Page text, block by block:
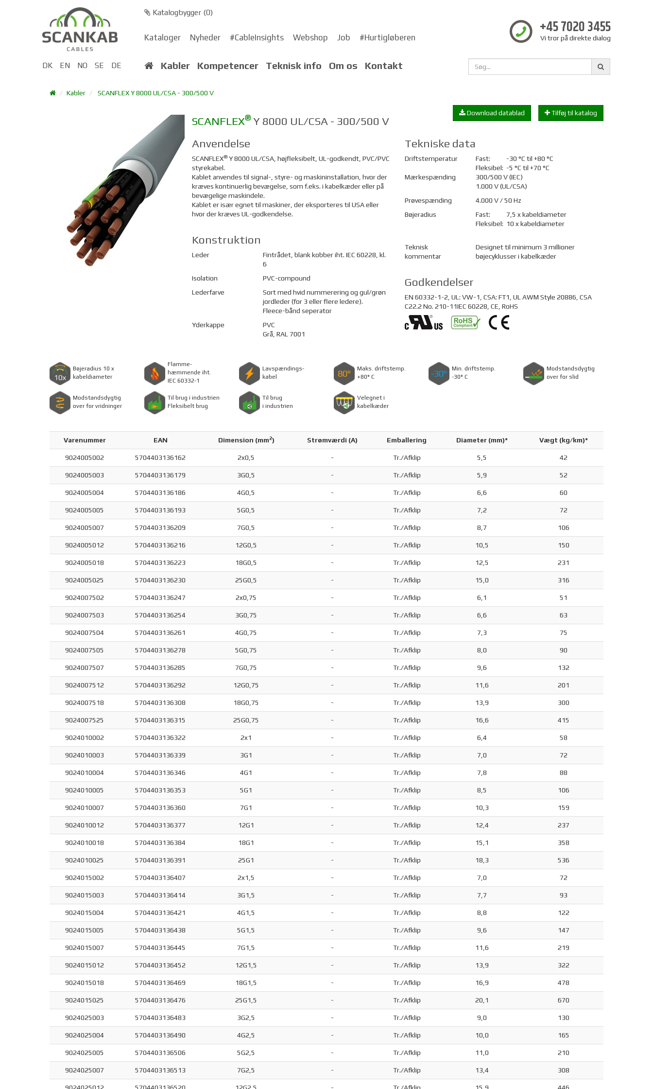
Katalogbygger (0)
Kataloger Nyheder #CableInsights Webshop Job #Hurtigløberen +45 7020 3455
Vi tror på direkte dialog
DK EN NO SE DE Kabler Kompetencer Teknisk info Om os Kontakt
Kabler SCANFLEX Y 8000 UL/CSA - 300/500 V
SCANFLEX® Y 8000 UL/CSA - 300/500 V
Tilføj til katalog
Download datablad
Anvendelse
SCANFLEX®Y 8000 UL/CSA, højfleksibelt, UL-godkendt, PVC/PVC
styrekabel.
Kablet anvendes til signal-, styre- og maskininstallation, hvor der
kræves kontinuerlig bevægelse, som f.eks. i kabelkæder eller på
bevægelige maskindele.
Kablet er især egnet til maskiner, der eksporteres til USA eller
hvor der kræves UL-godkendelse.
Konstruktion
Leder
Fintrådet, blank kobber iht. IEC 60228, kl.
6
Isolation
PVC-compound
Lederfarve
Sort med hvid nummerering og gul/grøn
jordleder (for 3 eller flere ledere).
Fleece-bånd seperator
Yderkappe
PVC
Grå, RAL 7001
Tekniske data
Driftstemperatur Fast:
-30 °C til +80 °C
Fleksibel: -5 °C til +70 °C
Mærkespænding
300/500 V (IEC)
1.000 V (UL/CSA)
Prøvespænding
4.000 V / 50 Hz
Bøjeradius
Fast:
7,5 x kabeldiameter
Fleksibel: 10 x kabeldiameter
Teknisk
kommentar
Designet til minimum 3 millioner
bøjecyklusser i kabelkæder
Godkendelser
EN 60332-1-2, UL: VW-1, CSA: FT1, UL AWM Style 20886, CSA
C22.2 No. 210-11IEC 60228, CE, RoHS
Bøjeradius 10 x
kabeldiameter
Flamme-
hæmmende iht.
IEC 60332-1
Lavspændings-
kabel
Maks. driftstemp.
+80° C
Min. driftstemp.
-30° C
Modstandsdygtig
over for slid
Modstandsdygtig
over for vridninger
Til brug i industrien
Fleksibelt brug
Til brug
i industrien
Velegnet i
kabelkæder
Varenummer EAN Dimension (mm2) Strømværdi (A) Emballering Diameter (mm)* Vægt (kg/km)*
9024005002 5704403136162 2x0,5 - Tr./Afklip 5,5 42
9024005003 5704403136179 3G0,5 - Tr./Afklip 5,9 52
9024005004 5704403136186 4G0,5 - Tr./Afklip 6,6 60
9024005005 5704403136193 5G0,5 - Tr./Afklip 7,2 72
9024005007 5704403136209 7G0,5 - Tr./Afklip 8,7 106
9024005012 5704403136216 12G0,5 - Tr./Afklip 10,5 150
9024005018 5704403136223 18G0,5 - Tr./Afklip 12,5 231
9024005025 5704403136230 25G0,5 - Tr./Afklip 15,0 316
9024007502 5704403136247 2x0,75 - Tr./Afklip 6,1 51
9024007503 5704403136254 3G0,75 - Tr./Afklip 6,6 63
9024007504 5704403136261 4G0,75 - Tr./Afklip 7,3 75
9024007505 5704403136278 5G0,75 - Tr./Afklip 8,0 90
9024007507 5704403136285 7G0,75 - Tr./Afklip 9,6 132
9024007512 5704403136292 12G0,75 - Tr./Afklip 11,6 201
9024007518 5704403136308 18G0,75 - Tr./Afklip 13,9 300
9024007525 5704403136315 25G0,75 - Tr./Afklip 16,6 415
9024010002 5704403136322 2x1 - Tr./Afklip 6,4 58
9024010003 5704403136339 3G1 - Tr./Afklip 7,0 72
9024010004 5704403136346 4G1 - Tr./Afklip 7,8 88
9024010005 5704403136353 5G1 - Tr./Afklip 8,5 106
9024010007 5704403136360 7G1 - Tr./Afklip 10,3 159
9024010012 5704403136377 12G1 - Tr./Afklip 12,4 237
9024010018 5704403136384 18G1 - Tr./Afklip 15,1 358
9024010025 5704403136391 25G1 - Tr./Afklip 18,3 536
9024015002 5704403136407 2x1,5 - Tr./Afklip 7,0 72
9024015003 5704403136414 3G1,5 - Tr./Afklip 7,7 93
9024015004 5704403136421 4G1,5 - Tr./Afklip 8,8 122
9024015005 5704403136438 5G1,5 - Tr./Afklip 9,6 147
9024015007 5704403136445 7G1,5 - Tr./Afklip 11,6 219
9024015012 5704403136452 12G1,5 - Tr./Afklip 13,9 322
9024015018 5704403136469 18G1,5 - Tr./Afklip 16,9 478
9024015025 5704403136476 25G1,5 - Tr./Afklip 20,1 670
9024025003 5704403136483 3G2,5 - Tr./Afklip 9,0 130
9024025004 5704403136490 4G2,5 - Tr./Afklip 10,0 165
9024025005 5704403136506 5G2,5 - Tr./Afklip 11,0 210
9024025007 5704403136513 7G2,5 - Tr./Afklip 13,4 308